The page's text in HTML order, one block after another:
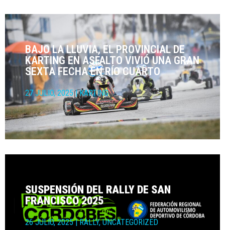
BAJO LA LLUVIA, EL PROVINCIAL DE
KARTING EN ASFALTO VIVIÓ UNA GRAN
SEXTA FECHA EN RÍO CUARTO
27 JULIO, 2025 | KARTING
SUSPENSIÓN DEL RALLY DE SAN
FRANCISCO 2025
26 JULIO, 2025 | RALLY,UNCATEGORIZED